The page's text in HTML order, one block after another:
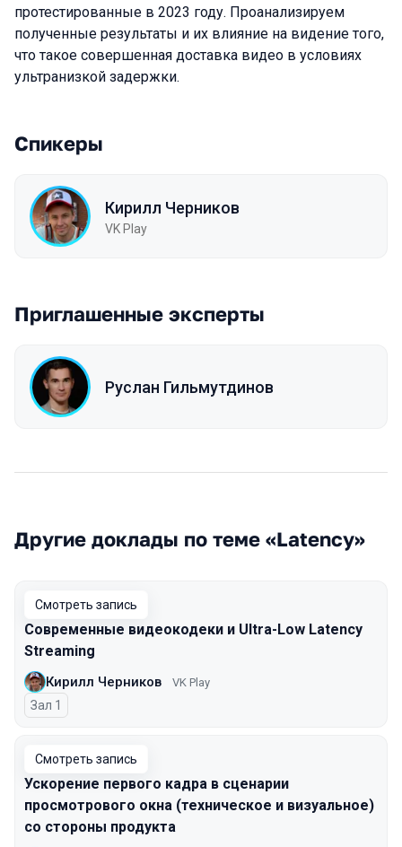
протестированные в 2023 году. Проанализируем
полученные результаты и их влияние на видение того,
что такое совершенная доставка видео в условиях
ультранизкой задержки.
Спикеры
Кирилл Черников
VK Play
Приглашенные эксперты
Руслан Гильмутдинов
Другие доклады по теме «Latency»
Смотреть запись
Современные видеокодеки и Ultra-Low Latency
Streaming
Кирилл Черников VK Play
Зал 1
Смотреть запись
Ускорение первого кадра в сценарии
просмотрового окна (техническое и визуальное)
со стороны продукта